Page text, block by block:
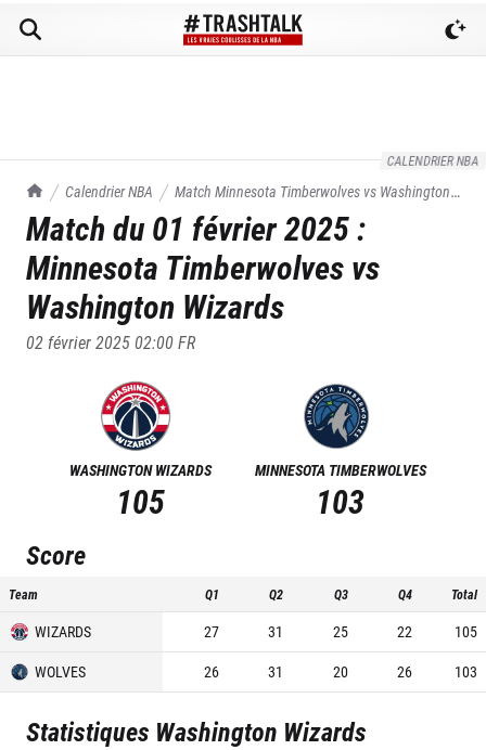
CALENDRIER NBA
TrashTalk Actu NBA
Calendrier NBA Match Minnesota Timberwolves vs Washington
Wizardsdu 01/02/2025
Match du 01 février 2025:
Minnesota Timberwolves vs
Washington Wizards
02 février 2025 02:00FR
WASHINGTON WIZARDS
105
MINNESOTA TIMBERWOLVES
103
Score
Team Q1 Q2 Q3 Q4 Total
WIZARDS 27 31 25 22
105
WOLVES
26 31 20 26 103
Statistiques Washington Wizards